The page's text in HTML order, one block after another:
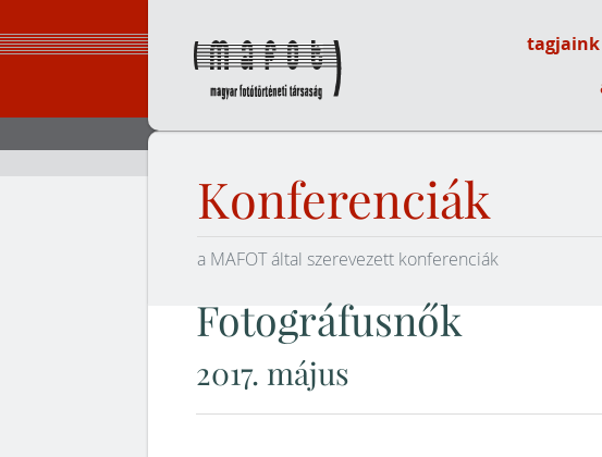
a
Magyar
tagjaink
Konferenciák
a MAFOT által szerevezett konferenciák
Fotográfusnők
2017. május